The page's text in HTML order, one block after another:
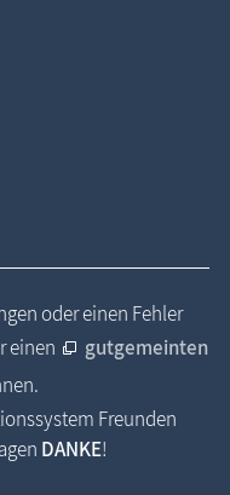
oder einen Fehler
einen
gutgemeinten
Freunden
DANKE!